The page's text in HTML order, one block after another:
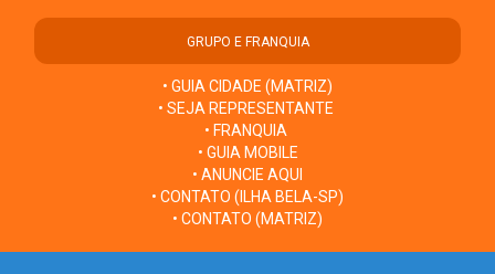
GRUPO E FRANQUIA
• GUIA CIDADE (MATRIZ)
• SEJA REPRESENTANTE
• FRANQUIA
• GUIA MOBILE
• ANUNCIE AQUI
• CONTATO (ILHA BELA-SP)
• CONTATO (MATRIZ)